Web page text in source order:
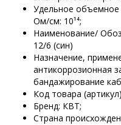
Удельное объемное
Ом/см: 10¹⁴;
Наименование/
12/6 (син)
Назначение,
антикоррозионная
бандажирование
Код товара
Бренд: КВТ;
Страна